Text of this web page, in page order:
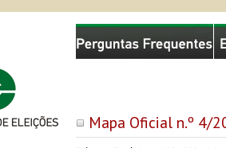
Mapa Oficial n.º 4/
Comissão Nacional de Eleições